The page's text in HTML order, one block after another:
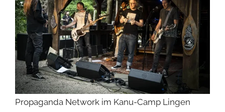
Propaganda Network im Kanu-Camp Lingen